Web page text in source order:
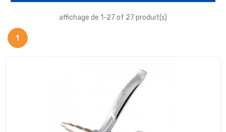
affichage de 1-27 of 27 produit(s)
1